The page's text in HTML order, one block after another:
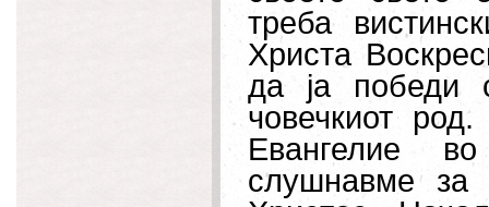
треба
Христа
да ја победи
човечкиот
Евангелие
слушнавме за